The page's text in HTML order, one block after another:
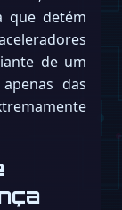
que detém
de um
das